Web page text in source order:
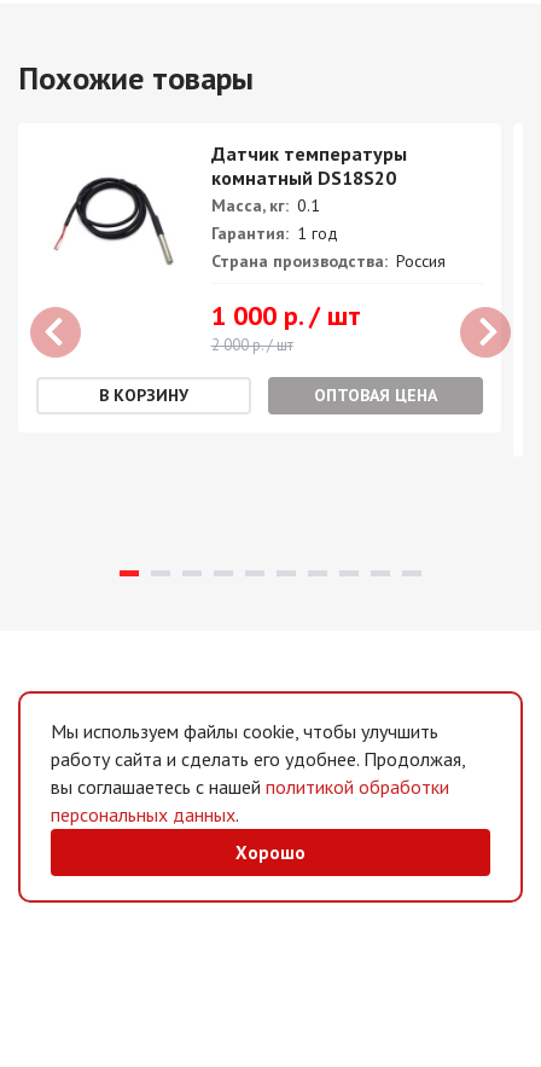
Похожие товары
Датчик температуры
комнатный DS18S20
Масса, кг: 0.1
Гарантия: 1 год
Страна производства: Россия
1 000 р. / шт
2 000 р. / шт
ОПТОВАЯ ЦЕНА
Мы используем файлы cookie, чтобы улучшить
работу сайта и сделать его удобнее. Продолжая,
вы соглашаетесь с нашей политикой обработки
персональных данных.
Хорошо